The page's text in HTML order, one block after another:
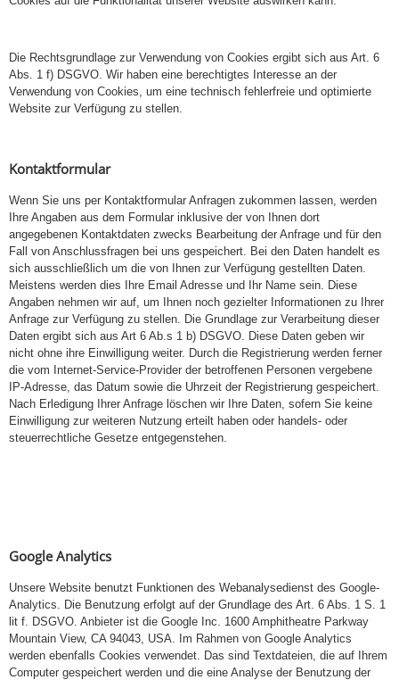
Die Rechtsgrundlage zur Verwendung von Cookies ergibt sich aus Art. 6
Abs. 1 f) DSGVO. Wir haben eine berechtigtes Interesse an der
Verwendung von Cookies, um eine technisch fehlerfreie und optimierte
Website zur Verfügung zu stellen.
Kontaktformular
Wenn Sie uns per Kontaktformular Anfragen zukommen lassen, werden
Ihre Angaben aus dem Formular inklusive der von Ihnen dort
angegebenen Kontaktdaten zwecks Bearbeitung der Anfrage und für den
Fall von Anschlussfragen bei uns gespeichert. Bei den Daten handelt es
sich ausschließlich um die von Ihnen zur Verfügung gestellten Daten.
Meistens werden dies Ihre Email Adresse und Ihr Name sein. Diese
Angaben nehmen wir auf, um Ihnen noch gezielter Informationen zu Ihrer
Anfrage zur Verfügung zu stellen. Die Grundlage zur Verarbeitung dieser
Daten ergibt sich aus Art 6 Ab.s 1 b) DSGVO. Diese Daten geben wir
nicht ohne ihre Einwilligung weiter. Durch die Registrierung werden ferner
die vom Internet-Service-Provider der betroffenen Personen vergebene
IP-Adresse, das Datum sowie die Uhrzeit der Registrierung gespeichert.
Nach Erledigung Ihrer Anfrage löschen wir Ihre Daten, sofern Sie keine
Einwilligung zur weiteren Nutzung erteilt haben oder handels- oder
steuerrechtliche Gesetze entgegenstehen.
Google Analytics
Unsere Website benutzt Funktionen des Webanalysedienst des Google-
Analytics. Die Benutzung erfolgt auf der Grundlage des Art. 6 Abs. 1 S. 1
lit f. DSGVO. Anbieter ist die Google Inc. 1600 Amphitheatre Parkway
Mountain View, CA 94043, USA. Im Rahmen von Google Analytics
werden ebenfalls Cookies verwendet. Das sind Textdateien, die auf Ihrem
Computer gespeichert werden und die eine Analyse der Benutzung der